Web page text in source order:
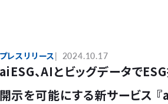
プレスリリース 2024.10.17
aiESG、AIとビッグデータで
開示を可能にする新サービス